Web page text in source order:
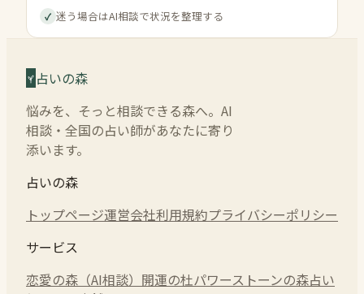
✓ 迷う場合はAI相談で状況を整理する
占いの森
悩みを、そっと相談できる森へ。AI
相談・全国の占い師があなたに寄り
添います。
占いの森
トップページ運営会社利用規約プライバシーポリシー
サービス
恋愛の森（AI相談） 開運の杜パワーストーンの森占い